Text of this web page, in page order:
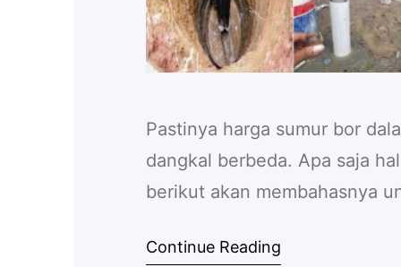
Pastinya harga sumur bor
dangkal berbeda. Apa saja
berikut akan membahasnya
kedalaman sumur itu sendiri.
Continue Reading